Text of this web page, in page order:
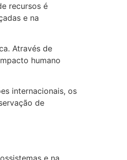
recursos é
e na
Através de
humano
internacionais, os
de
e na